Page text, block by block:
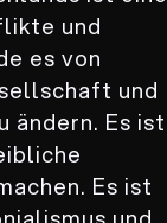
und
es von
und
ändern. Es ist
Es ist